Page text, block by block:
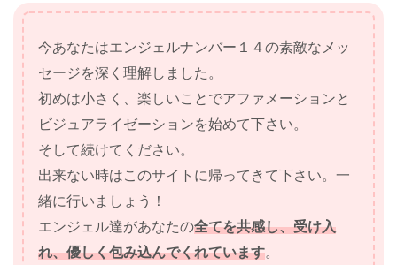
今あなたはエンジェルナンバー１４の素敵なメッ
セージを深く理解しました。
初めは小さく、楽しいことでアファメーションと
ビジュアライゼーションを始めて下さい。
そして続けてください。
出来ない時はこのサイトに帰ってきて下さい。一
緒に行いましょう！
エンジェル達があなたの全てを共感し、受け入
れ、優しく包み込んでくれています。